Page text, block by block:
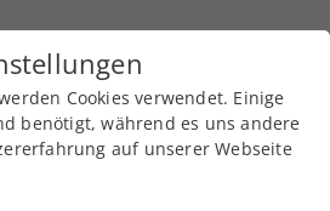
Cookies verwendet. Einige
benötigt, während es uns andere
auf unserer Webseite